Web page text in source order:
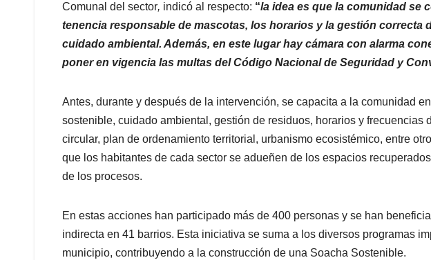
Comunal del sector, indicó al respecto: “la idea es que la comunidad se
tenencia responsable de mascotas, los horarios y la gestión correcta
cuidado ambiental. Además, en este lugar hay cámara con alarma
poner en vigencia las multas del Código Nacional de Seguridad y
Antes, durante y después de la intervención, se capacita a la comunidad
sostenible, cuidado ambiental, gestión de residuos, horarios y frecuencias
circular, plan de ordenamiento territorial, urbanismo ecosistémico, entre
que los habitantes de cada sector se adueñen de los espacios
de los procesos.
En estas acciones han participado más de 400 personas y se han
indirecta en 41 barrios. Esta iniciativa se suma a los diversos programas
municipio, contribuyendo a la construcción de una Soacha Sostenible.